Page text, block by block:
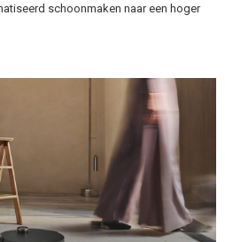
schoonmaken naar een hoger